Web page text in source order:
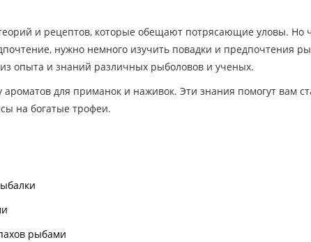
и рецептов, которые обещают потрясающие уловы. Но
нужно немного изучить повадки и предпочтения
опыта и знаний различных рыболовов и ученых.
для приманок и наживок. Эти знания помогут вам
на богатые трофеи.
рыбами